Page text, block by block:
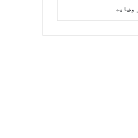
وښایه